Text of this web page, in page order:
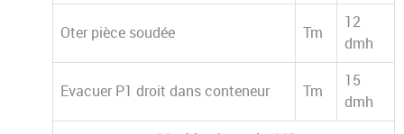
Oter pièce soudée Tm
12
dmh
Evacuer P1 droit dans conteneur Tm
15
dmh